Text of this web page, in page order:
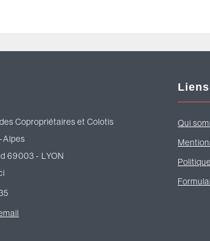
Copropriétaires et Colotis
Alpes
69003 - LYON
Liens
Qui